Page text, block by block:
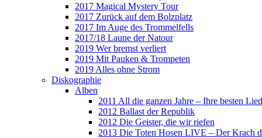
2017 Magical Mystery Tour
2017 Zurück auf dem Bolzplatz
2017 Im Auge des Trommelfells
2017/18 Laune der Natour
2019 Wer bremst verliert
2019 Mit Pauken & Trompeten
2019 Alles ohne Strom
Diskographie
Alben
2011 All die ganzen Jahre – Ihre besten
2012 Ballast der Republik
2012 Die Geister, die wir riefen
2013 Die Toten Hosen LIVE – Der Krach